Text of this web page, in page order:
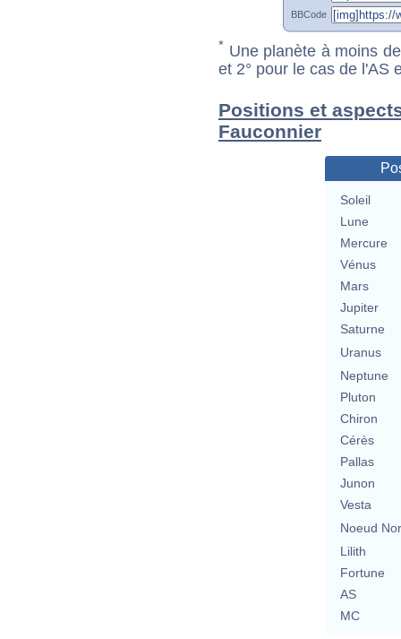
BBCode
* Une planète à moins
et 2° pour le cas de l'AS
Positions et
Fauconnier
Soleil
Lune
Mercure
Vénus
Mars
Jupiter
Saturne
Uranus
Neptune
Pluton
Chiron
Cérès
Pallas
Junon
Vesta
Noeud
Lilith
Fortune
AS
MC